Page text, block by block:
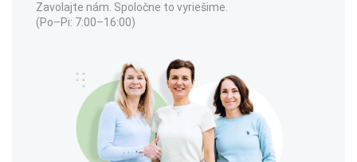
Zavolajte nám. Spoločne to vyriešime.
(Po–Pi: 7:00–16:00)